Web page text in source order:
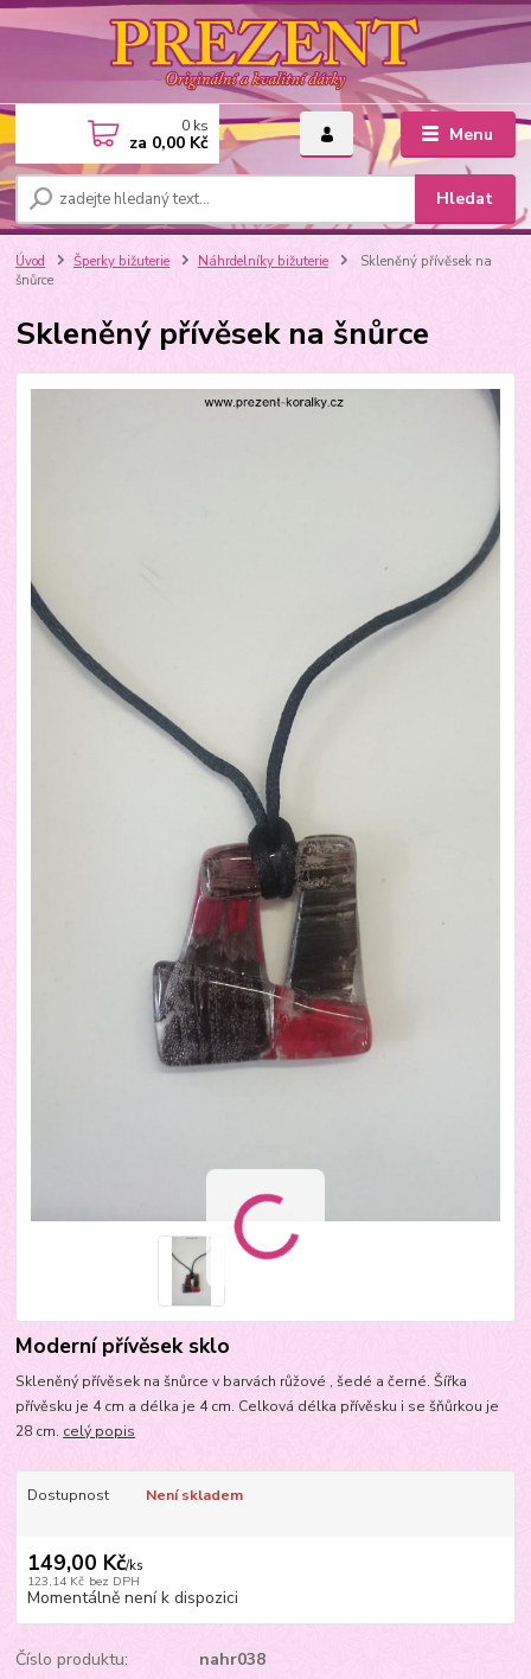
Menu
Hledat
0 ks
za 0,00 Kč
Úvod Šperky bižuterie Náhrdelníky bižuterie
Skleněný přívěsek na
šnůrce
Skleněný přívěsek na šnůrce
Moderní přívěsek sklo
Skleněný přívěsek na šnůrce v barvách růžové , šedé a černé. Šířka
přívěsku je 4 cm a délka je 4 cm. Celková délka přívěsku i se šňůrkou je
28 cm. celý popis
Dostupnost Není skladem
149,00 Kč/ks
123,14 Kč bez DPH
Momentálně není k dispozici
Číslo produktu: nahr038